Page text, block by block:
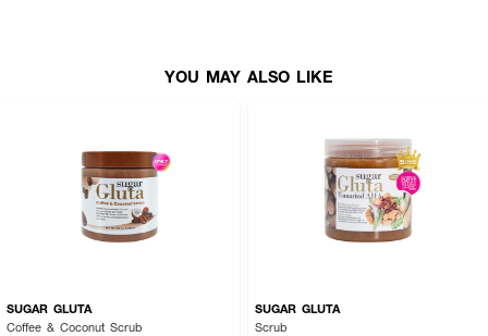
YOU MAY ALSO LIKE
SUGAR GLUTA
Coffee & Coconut Scrub
SUGAR GLUTA
Scrub